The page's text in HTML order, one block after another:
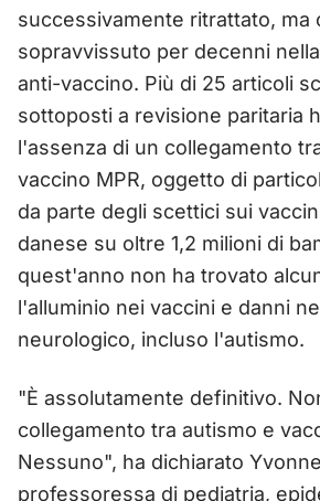
successivamente ritrattato, ma
sopravvissuto per decenni
anti-vaccino. Più di 25 articoli
sottoposti a revisione paritaria
l'assenza di un collegamento
vaccino MPR, oggetto di
da parte degli scettici sui
danese su oltre 1,2 milioni di
quest'anno non ha trovato
l'alluminio nei vaccini e danni
neurologico, incluso l'autismo.
"È assolutamente definitivo.
collegamento tra autismo e
Nessuno", ha dichiarato
professoressa di pediatria,